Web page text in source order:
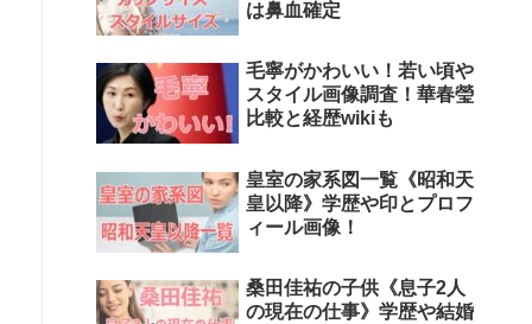
は鼻血確定
毛寧がかわいい！若い頃や
スタイル画像調査！華春瑩
比較と経歴wikiも
皇室の家系図一覧《昭和天
皇以降》学歴や印とプロフ
ィール画像！
桑田佳祐の子供《息子2人
の現在の仕事》学歴や結婚